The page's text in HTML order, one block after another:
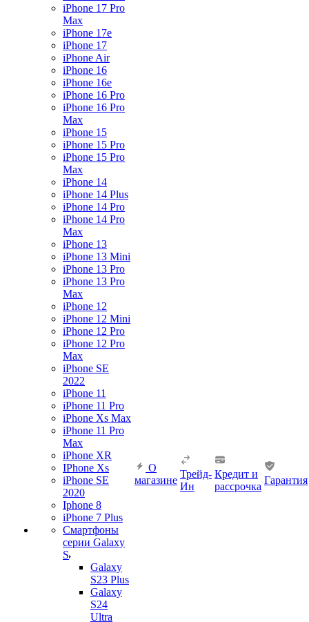
iPhone 17 Pro
Max
iPhone 17e
iPhone 17
iPhone Air
iPhone 16
iPhone 16e
iPhone 16 Pro
iPhone 16 Pro
Max
iPhone 15
iPhone 15 Pro
iPhone 15 Pro
Max
iPhone 14
iPhone 14 Plus
iPhone 14 Pro
iPhone 14 Pro
Max
iPhone 13
iPhone 13 Mini
iPhone 13 Pro
iPhone 13 Pro
Max
iPhone 12
iPhone 12 Mini
iPhone 12 Pro
iPhone 12 Pro
Max
iPhone SE
2022
iPhone 11
iPhone 11 Pro
iPhone Xs Max
iPhone 11 Pro
Max
iPhone XR
IPhone Xs
iPhone SE
2020
Iphone 8
iPhone 7 Plus
Смартфоны
серии Galaxy
S
Galaxy
S23 Plus
Galaxy
S24
Ultra
О
магазине
Трейд-
Ин
Кредит и
рассрочка
Гарантия